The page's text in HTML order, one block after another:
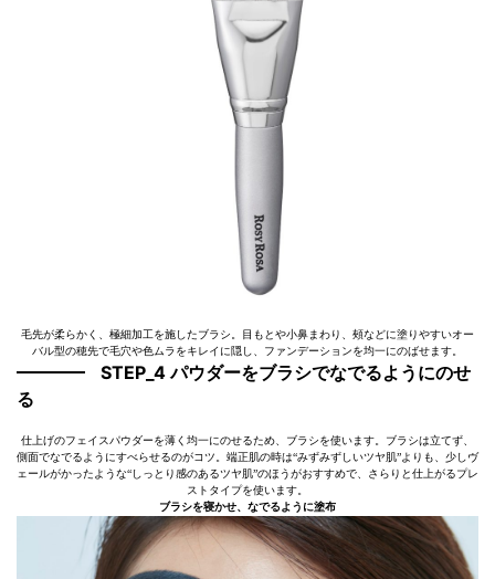
毛先が柔らかく、極細加工を施したブラシ。目もとや小鼻まわり、頰などに塗りやすいオー
バル型の穂先で毛穴や色ムラをキレイに隠し、ファンデーションを均一にのばせます。
STEP_4 パウダーをブラシでなでるようにのせ
る
仕上げのフェイスパウダーを薄く均一にのせるため、ブラシを使います。ブラシは立てず、
側面でなでるようにすべらせるのがコツ。端正肌の時は“みずみずしいツヤ肌”よりも、少しヴ
ェールがかったような“しっとり感のあるツヤ肌”のほうがおすすめで、さらりと仕上がるプレ
ストタイプを使います。
ブラシを寝かせ、なでるように塗布